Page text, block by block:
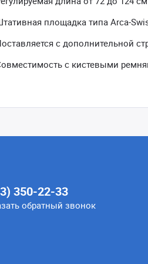
площадка типа Arca-
с дополнительной
с кистевыми
350-22-33
обратный звонок